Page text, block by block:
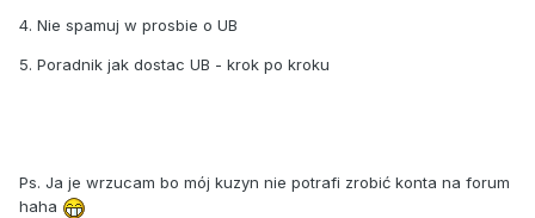
4. Nie spamuj w prosbie o UB
5. Poradnik jak dostac UB - krok po kroku
Ps. Ja je wrzucam bo mój kuzyn nie potrafi zrobić konta na forum
haha